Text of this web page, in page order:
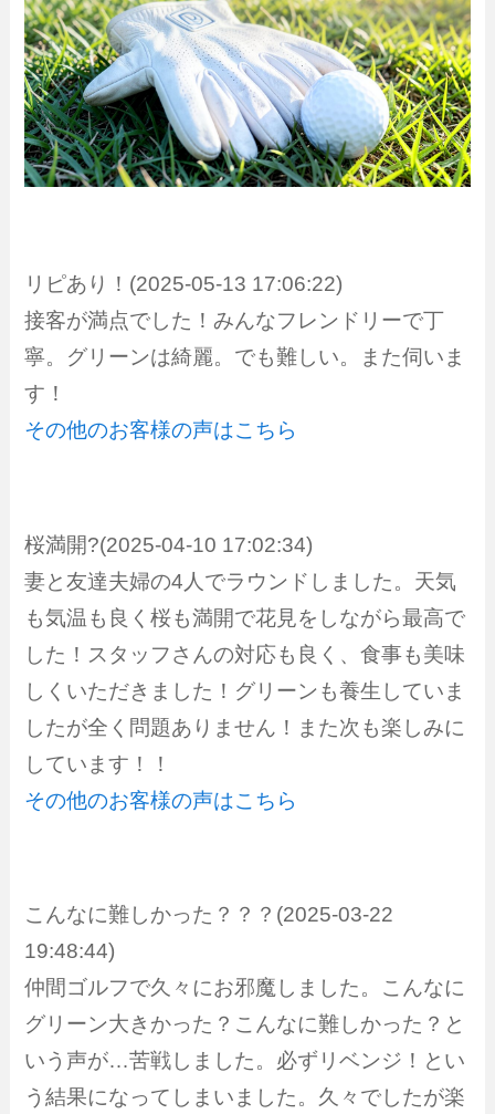
リピあり！(2025-05-13 17:06:22)
接客が満点でした！みんなフレンドリーで丁
寧。グリーンは綺麗。でも難しい。また伺いま
す！
その他のお客様の声はこちら
桜満開?(2025-04-10 17:02:34)
妻と友達夫婦の4人でラウンドしました。天気
も気温も良く桜も満開で花見をしながら最高で
した！スタッフさんの対応も良く、食事も美味
しくいただきました！グリーンも養生していま
したが全く問題ありません！また次も楽しみに
しています！！
その他のお客様の声はこちら
こんなに難しかった？？？(2025-03-22
19:48:44)
仲間ゴルフで久々にお邪魔しました。こんなに
グリーン大きかった？こんなに難しかった？と
いう声が…苦戦しました。必ずリベンジ！とい
う結果になってしまいました。久々でしたが楽